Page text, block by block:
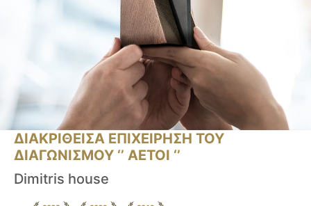
ΔΙΑΚΡΙΘΕΙΣΑ ΕΠΙΧΕΙΡΗΣΗ ΤΟΥ
ΔΙΑΓΩΝΙΣΜΟΥ ‘’ ΑΕΤΟΙ ‘’
Dimitris house